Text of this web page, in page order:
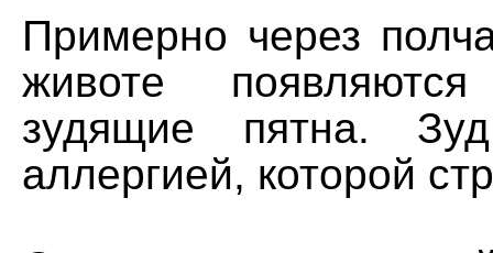
Примерно через
животе появляются
зудящие пятна. Зуд
аллергией, которой